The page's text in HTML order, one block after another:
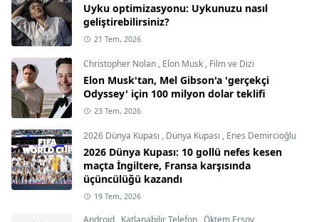
Uyku optimizasyonu: Uykunuzu nasıl
geliştirebilirsiniz?
21 Tem, 2026
Christopher Nolan , Elon Musk , Film ve Dizi
Elon Musk'tan, Mel Gibson'a 'gerçekçi
Odyssey' için 100 milyon dolar teklifi
23 Tem, 2026
2026 Dünya Kupası , Dünya Kupası , Enes Demircioğlu
2026 Dünya Kupası: 10 gollü nefes kesen
maçta İngiltere, Fransa karşısında
üçüncülüğü kazandı
19 Tem, 2026
Android Katlanabilir Telefon Öktem Ersoy